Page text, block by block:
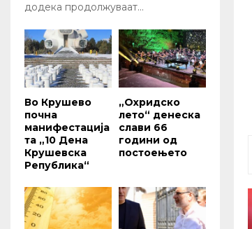
додека продолжуваат...
Во Крушево
почна
манифестација
та „10 Дена
Крушевска
Република“
„Охридско
лето“ денеска
слави 66
години од
постоењето